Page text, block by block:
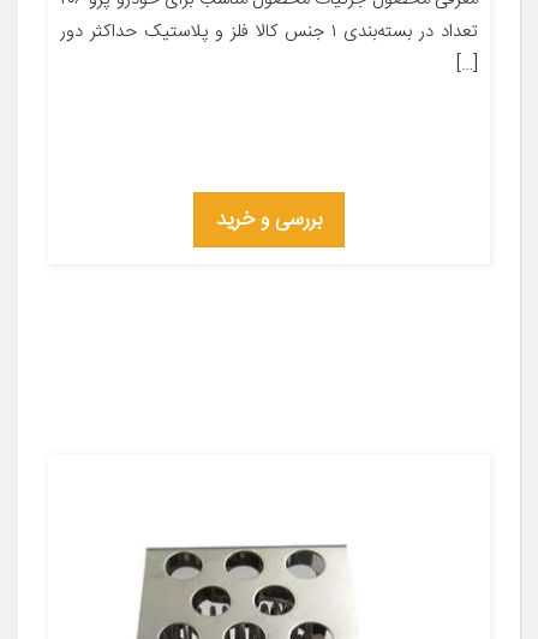
تعداد در بسته‌بندی ۱ جنس کالا فلز و پلاستیک حداکثر دور
[…]
بررسی و خرید